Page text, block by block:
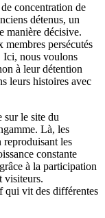
concentration de
détenus, un
manière décisive.
membres persécutés
Ici, nous voulons
à leur détention
leurs histoires avec
sur le site du
Là, les
reproduisant les
constante
à la participation
visiteurs.
qui vit des différentes